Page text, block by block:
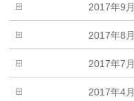
2017年9月
2017年8月
2017年7月
2017年4月